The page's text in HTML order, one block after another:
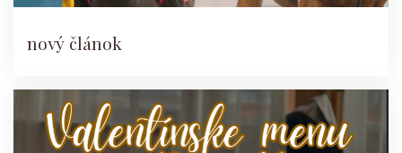
nový článok